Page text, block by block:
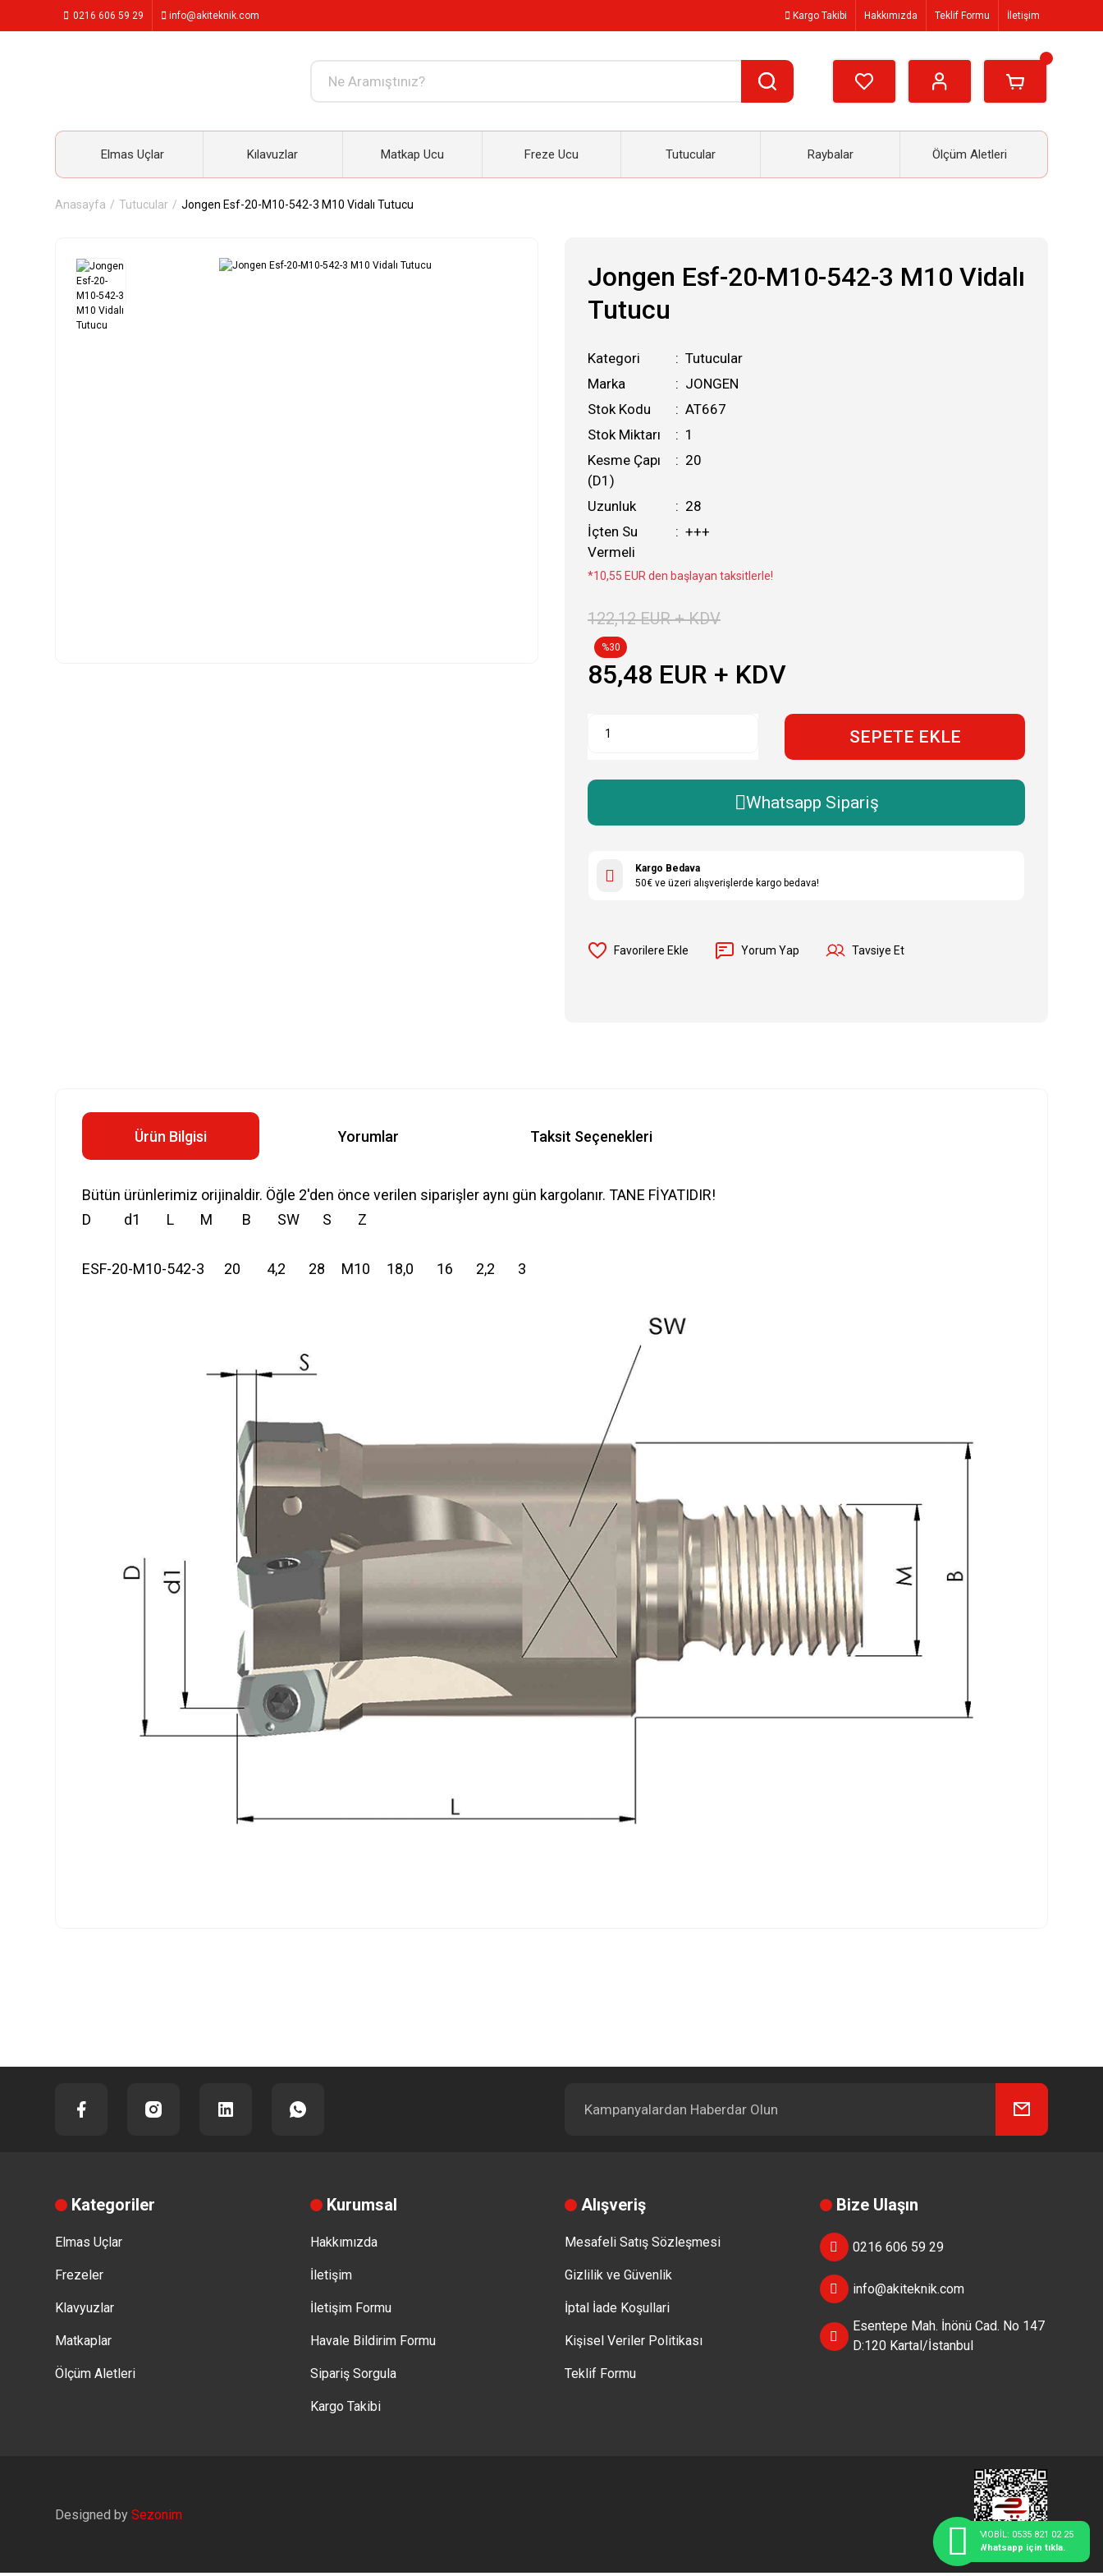
0216 606 59 29 info@akiteknik.com Kargo Takibi Hakkımızda Teklif Formu İletişim
Elmas Uçlar Kılavuzlar Matkap Ucu Freze Ucu Tutucular Raybalar Ölçüm Aletleri
Anasayfa Tutucular Jongen Esf-20-M10-542-3 M10 Vidalı Tutucu
Jongen Esf-20-M10-542-3 M10 Vidalı
Tutucu
Kategori
Tutucular
Marka
JONGEN
Stok Kodu
AT667
Stok Miktarı
1
Kesme Çapı
(D1)
20
Uzunluk
28
İçten Su
Vermeli
+++
*10,55 EUR den başlayan taksitlerle!
122,12 EUR + KDV
%30
85,48 EUR + KDV
SEPETE EKLE
Whatsapp Sipariş
Kargo Bedava
50€ ve üzeri alışverişlerde kargo bedava!
Yorum Yap Tavsiye Et
Ürün Bilgisi Yorumlar Taksit Seçenekleri
Bütün ürünlerimiz orijinaldir. Öğle 2'den önce verilen siparişler aynı gün kargolanır. TANE FİYATIDIR!
D d1 L M B SW S Z
ESF-20-M10-542-3 20 4,2 28 M10 18,0 16 2,2 3
Kategoriler
Elmas Uçlar
Frezeler
Klavyuzlar
Matkaplar
Ölçüm Aletleri
Kurumsal
Hakkımızda
İletişim
İletişim Formu
Havale Bildirim Formu
Sipariş Sorgula
Kargo Takibi
Alışveriş
Mesafeli Satış Sözleşmesi
Gizlilik ve Güvenlik
İptal İade Koşullari
Kişisel Veriler Politikası
Teklif Formu
Bize Ulaşın
0216 606 59 29
info@akiteknik.com
Esentepe Mah. İnönü Cad. No 147
D:120 Kartal/İstanbul
Designed by Sezonim
MOBİL: 0535 821 02 25
Whatsapp için tıkla.